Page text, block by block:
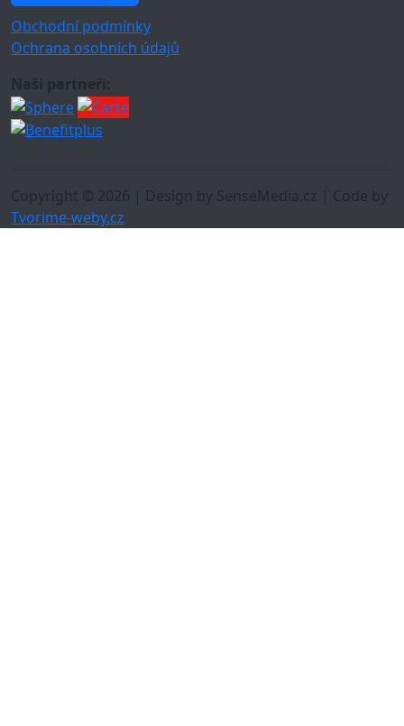
Obchodní podmínky
Ochrana osobních údajů
Naši partneři:
Copyright © 2026 | Design by SenseMedia.cz | Code by
Tvorime-weby.cz